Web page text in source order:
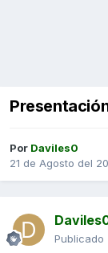
Por Daviles0
21 de Agosto del
Publicado